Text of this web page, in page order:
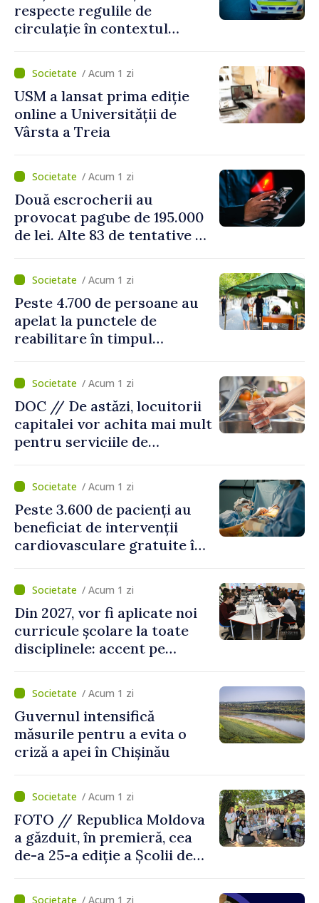
respecte regulile de
circulație în contextul
perioada concediilor
/ Acum 1 zi
USM a lansat prima ediție
online a Universității de
Vârsta a Treia
/ Acum 1 zi
Două escrocherii au
provocat pagube de 195.000
de lei. Alte 83 de tentative au
/ Acum 1 zi
Peste 4.700 de persoane au
apelat la punctele de
reabilitare în timpul
/ Acum 1 zi
DOC // De astăzi, locuitorii
capitalei vor achita mai mult
pentru serviciile de
canalizare
/ Acum 1 zi
Peste 3.600 de pacienți au
beneficiat de intervenții
cardiovasculare gratuite în
/ Acum 1 zi
Din 2027, vor fi aplicate noi
curricule școlare la toate
disciplinele: accent pe
și folosirea cunoștințelor în
situații reale/ Acum 1 zi
Guvernul intensifică
măsurile pentru a evita o
criză a apei în Chișinău
/ Acum 1 zi
FOTO // Republica Moldova
a găzduit, în premieră, cea
de-a 25-a ediție a Școlii de
/ Acum 1 zi